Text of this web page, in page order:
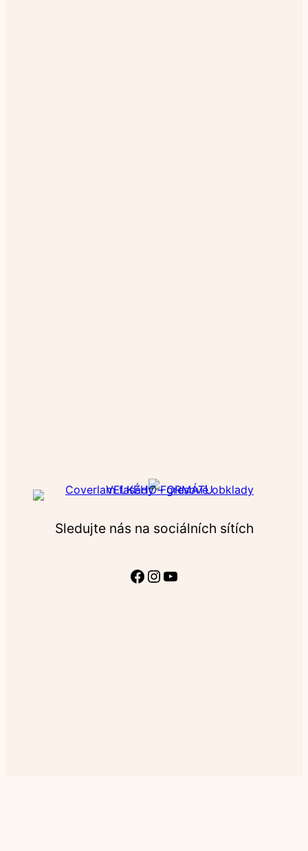
Sledujte nás na sociálních sítích
Facebook Instagram YouTube